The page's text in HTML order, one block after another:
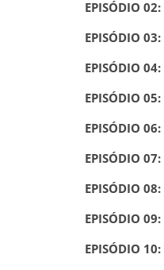
EPISÓDIO 02:
EPISÓDIO 03:
EPISÓDIO 04:
EPISÓDIO 05:
EPISÓDIO 06:
EPISÓDIO 07:
EPISÓDIO 08:
EPISÓDIO 09:
EPISÓDIO 10: